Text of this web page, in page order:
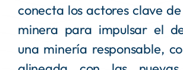
conecta los actores clave
minera para impulsar el
una minería responsable,